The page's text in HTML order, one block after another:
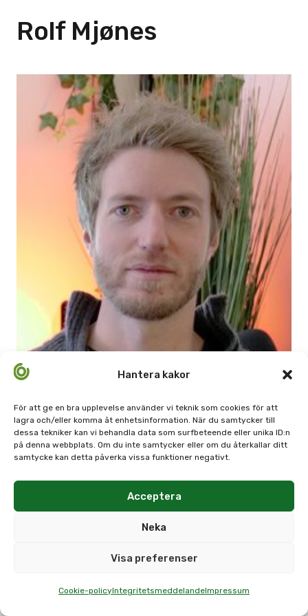
Hantera kakor
För att ge en bra upplevelse använder vi teknik som cookies för att
lagra och/eller komma åt enhetsinformation. När du samtycker till
dessa tekniker kan vi behandla data som surfbeteende eller unika ID:n
på denna webbplats. Om du inte samtycker eller om du återkallar ditt
samtycke kan detta påverka vissa funktioner negativt.
Acceptera
Neka
Visa preferenser
Cookie-policyIntegritetsmeddelandeImpressum
Rolf Mjønes
Syn och hörsel i nära samarbete